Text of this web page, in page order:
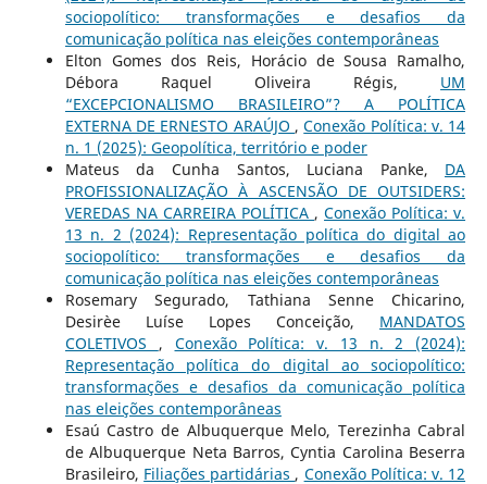
sociopolítico: transformações e desafios da
comunicação política nas eleições contemporâneas
Elton Gomes dos Reis, Horácio de Sousa Ramalho,
Débora Raquel Oliveira Régis, UM
“EXCEPCIONALISMO BRASILEIRO”? A POLÍTICA
EXTERNA DE ERNESTO ARAÚJO ,Conexão Política: v. 14
n. 1 (2025): Geopolítica, território e poder
Mateus da Cunha Santos, Luciana Panke, DA
PROFISSIONALIZAÇÃO À ASCENSÃO DE OUTSIDERS:
VEREDAS NA CARREIRA POLÍTICA ,Conexão Política: v.
13 n. 2 (2024): Representação política do digital ao
sociopolítico: transformações e desafios da
comunicação política nas eleições contemporâneas
Rosemary Segurado, Tathiana Senne Chicarino,
Desirèe Luíse Lopes Conceição, MANDATOS
COLETIVOS , Conexão Política: v. 13 n. 2 (2024):
Representação política do digital ao sociopolítico:
transformações e desafios da comunicação política
nas eleições contemporâneas
Esaú Castro de Albuquerque Melo, Terezinha Cabral
de Albuquerque Neta Barros, Cyntia Carolina Beserra
Brasileiro, Filiações partidárias , Conexão Política: v. 12